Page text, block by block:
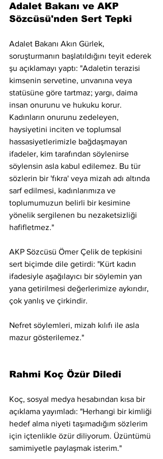
Adalet Bakanı ve AKP
Sözcüsü'nden Sert Tepki
Adalet Bakanı Akın Gürlek,
soruşturmanın başlatıldığını teyit ederek
şu açıklamayı yaptı: "Adaletin terazisi
kimsenin servetine, unvanına veya
statüsüne göre tartmaz; yargı, daima
insan onurunu ve hukuku korur.
Kadınların onurunu zedeleyen,
haysiyetini inciten ve toplumsal
hassasiyetlerimizle bağdaşmayan
ifadeler, kim tarafından söylenirse
söylensin asla kabul edilemez. Bu tür
sözlerin bir 'fıkra' veya mizah adı altında
sarf edilmesi, kadınlarımıza ve
toplumumuzun belirli bir kesimine
yönelik sergilenen bu nezaketsizliği
hafifletmez."
AKP Sözcüsü Ömer Çelik de tepkisini
sert biçimde dile getirdi: "Kürt kadın
ifadesiyle aşağılayıcı bir söylemin yan
yana getirilmesi değerlerimize aykırıdır,
çok yanlış ve çirkindir.
Nefret söylemleri, mizah kılıfı ile asla
mazur gösterilemez."
Rahmi Koç Özür Diledi
Koç, sosyal medya hesabından kısa bir
açıklama yayımladı: "Herhangi bir kimliği
hedef alma niyeti taşımadığım sözlerim
için içtenlikle özür diliyorum. Üzüntümü
samimiyetle paylaşmak isterim."